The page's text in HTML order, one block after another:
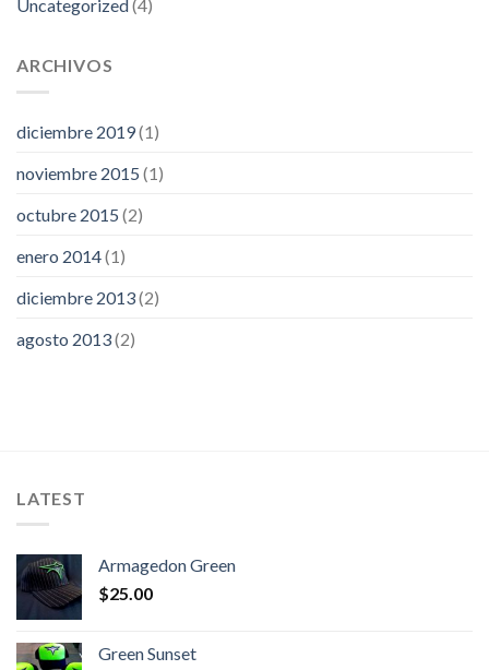
Uncategorized (4)
ARCHIVOS
diciembre 2019(1)
noviembre 2015 (1)
octubre 2015 (2)
enero 2014(1)
diciembre 2013(2)
agosto 2013(2)
LATEST
Armagedon Green
$25.00
Green Sunset